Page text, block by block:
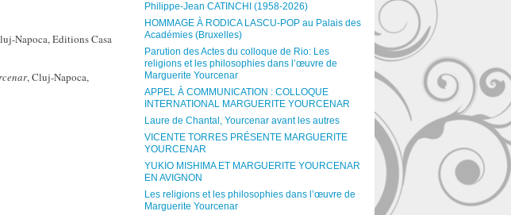
Napoca, Editions Casa
, Cluj-Napoca,
Philippe-Jean CATINCHI (1958-2026)
HOMMAGE À RODICA LASCU-POP au Palais des
Académies (Bruxelles)
Parution des Actes du colloque de Rio: Les
religions et les philosophies dans l’œuvre de
Marguerite Yourcenar
APPEL À COMMUNICATION : COLLOQUE
INTERNATIONAL MARGUERITE YOURCENAR
Laure de Chantal, Yourcenar avant les autres
VICENTE TORRES PRÉSENTE MARGUERITE
YOURCENAR
YUKIO MISHIMA ET MARGUERITE YOURCENAR
EN AVIGNON
Les religions et les philosophies dans l’œuvre de
Marguerite Yourcenar